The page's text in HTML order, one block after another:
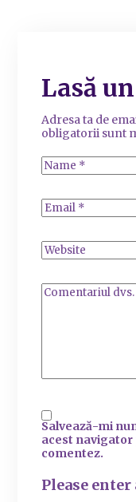
Lasă
Adresa ta de
obligatorii sunt
Salvează-mi
acest navigator
comentez.
Please